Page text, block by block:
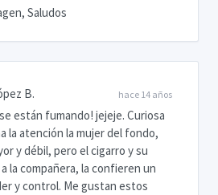
Saludos
hace 14 años
B.
están fumando! jejeje. Curiosa
la atención la mujer del fondo,
y débil, pero el cigarro y su
la compañera, la confieren un
y control. Me gustan estos